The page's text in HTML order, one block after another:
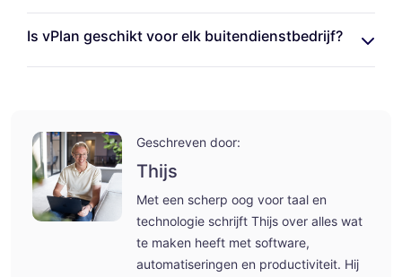
Is vPlan geschikt voor elk buitendienstbedrijf?
Geschreven door:
Thijs
Met een scherp oog voor taal en
technologie schrijft Thijs over alles wat
te maken heeft met software,
automatiseringen en productiviteit. Hij